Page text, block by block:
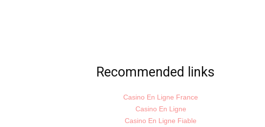
Recommended links
Casino En Ligne France
Casino En Ligne
Casino En Ligne Fiable